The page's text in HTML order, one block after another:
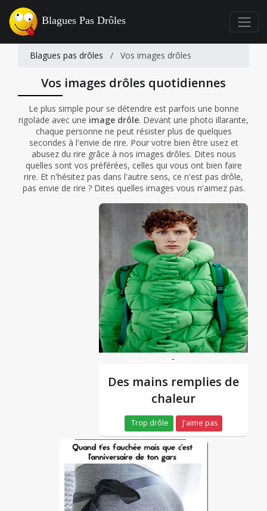
Blagues Pas Drôles
Blagues pas drôles / Vos images drôles
Vos images drôles quotidiennes
Le plus simple pour se détendre est parfois une bonne
rigolade avec une image drôle. Devant une photo illarante,
chaque personne ne peut résister plus de quelques
secondes à l'envie de rire. Pour votre bien être usez et
abusez du rire grâce à nos images drôles. Dites nous
quelles sont vos préférées, celles qui vous ont bien faire
rire. Et n'hésitez pas dans l'autre sens, ce n'est pas drôle,
pas envie de rire ? Dites quelles images vous n'aimez pas.
-
Des mains remplies de
chaleur
Trop drôle J'aime pas